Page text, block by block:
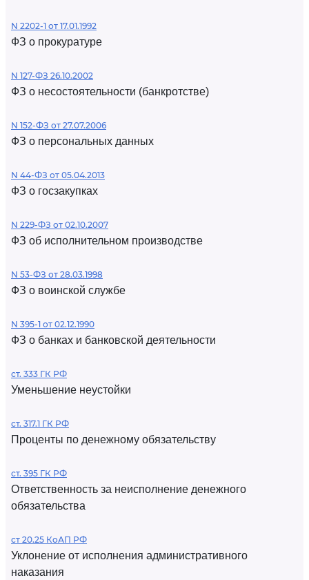
N 2202-1 от 17.01.1992
ФЗ о прокуратуре
N 127-ФЗ 26.10.2002
ФЗ о несостоятельности (банкротстве)
N 152-ФЗ от 27.07.2006
ФЗ о персональных данных
N 44-ФЗ от 05.04.2013
ФЗ о госзакупках
N 229-ФЗ от 02.10.2007
ФЗ об исполнительном производстве
N 53-ФЗ от 28.03.1998
ФЗ о воинской службе
N 395-1 от 02.12.1990
ФЗ о банках и банковской деятельности
ст. 333 ГК РФ
Уменьшение неустойки
ст. 317.1 ГК РФ
Проценты по денежному обязательству
ст. 395 ГК РФ
Ответственность за неисполнение денежного
обязательства
ст 20.25 КоАП РФ
Уклонение от исполнения административного
наказания